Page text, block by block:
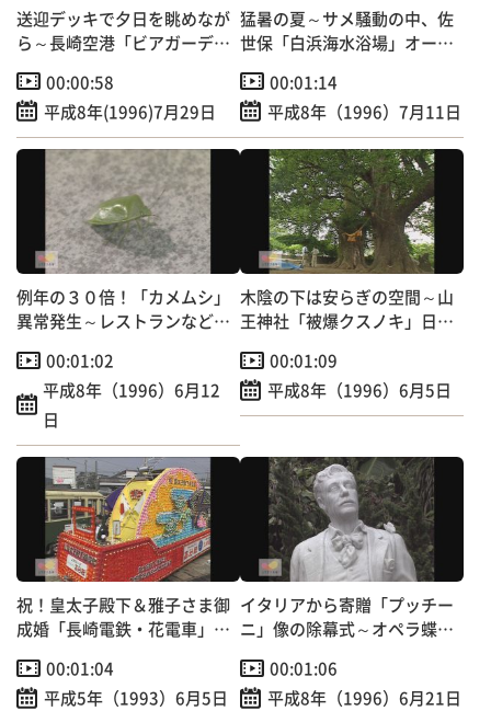
送迎デッキで夕日を眺めなが
ら～長崎空港「ビアガーデ
00:00:58
平成8年(1996)7月29日
猛暑の夏～サメ騒動の中、佐
世保「白浜海水浴場」オープ
00:01:14
平成8年（1996）7月11日
例年の３０倍！「カメムシ」
異常発生～レストランなどに
00:01:02
平成8年（1996）6月12
日
木陰の下は安らぎの空間～山
王神社「被爆クスノキ」日本
00:01:09
平成8年（1996）6月5日
祝！皇太子殿下＆雅子さま御
成婚「長崎電鉄・花電車」走
00:01:04
平成5年（1993）6月5日
イタリアから寄贈「プッチー
ニ」像の除幕式～オペラ蝶々
00:01:06
平成8年（1996）6月21日